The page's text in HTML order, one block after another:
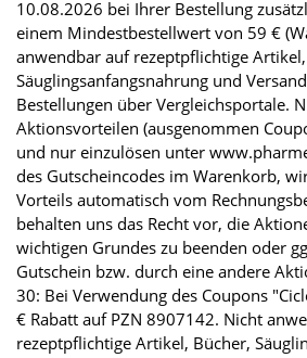
10.08.2026 bei Ihrer Bestellung
einem Mindestbestellwert von 59 €
anwendbar auf rezeptpflichtige
Säuglingsanfangsnahrung und
Bestellungen über Vergleichsportale.
Aktionsvorteilen (ausgenommen
und nur einzulösen unter
des Gutscheincodes im Warenkorb,
Vorteils automatisch vom
behalten uns das Recht vor, die
wichtigen Grundes zu beenden oder
Gutschein bzw. durch eine andere
30: Bei Verwendung des Coupons
€ Rabatt auf PZN 8907142. Nicht
rezeptpflichtige Artikel, Bücher,